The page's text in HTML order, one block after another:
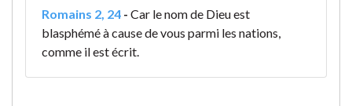
Romains 2, 24 - Car le nom de Dieu est
blasphémé à cause de vous parmi les nations,
comme il est écrit.